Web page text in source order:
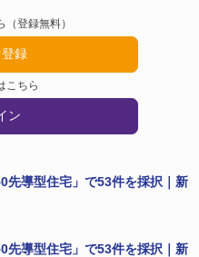
登録無料）
録
こちら
ン
先導型住宅」で53件を採択｜新
先導型住宅」で53件を採択｜新